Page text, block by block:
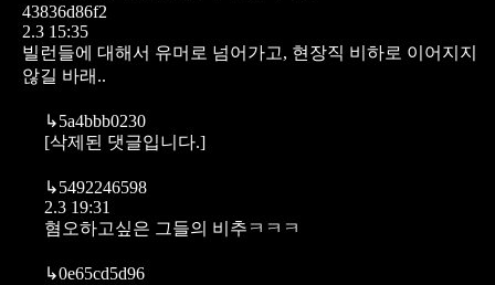
43836d86f2
2.3 15:35
빌런들에 대해서 유머로 넘어가고, 현장직 비하로 이어지지
않길 바래..
↳5a4bbb0230
[삭제된 댓글입니다.]
↳5492246598
2.3 19:31
혐오하고싶은 그들의 비추ㅋㅋㅋ
↳0e65cd5d96